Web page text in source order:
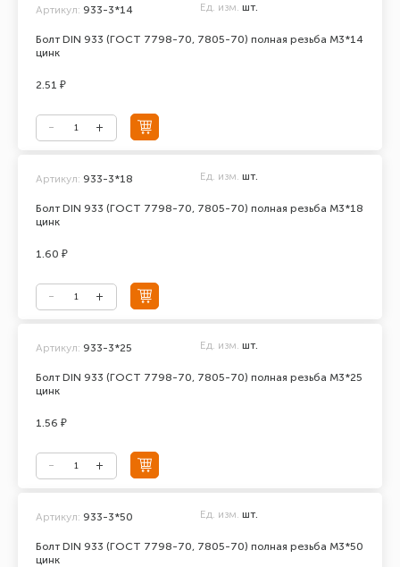
Болт DIN 933 (ГОСТ 7798-70, 7805-70) полная резьба М3*14
цинк
Артикул: 933-3*14 Ед. изм. шт.
2.51 ₽
Болт DIN 933 (ГОСТ 7798-70, 7805-70) полная резьба М3*18
цинк
Артикул: 933-3*18 Ед. изм. шт.
1.60 ₽
Болт DIN 933 (ГОСТ 7798-70, 7805-70) полная резьба М3*25
цинк
Артикул: 933-3*25 Ед. изм. шт.
1.56 ₽
Болт DIN 933 (ГОСТ 7798-70, 7805-70) полная резьба М3*50
цинк
Артикул: 933-3*50 Ед. изм. шт.